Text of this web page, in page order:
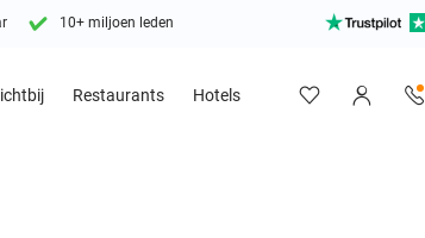
10+ miljoen leden
Restaurants Hotels